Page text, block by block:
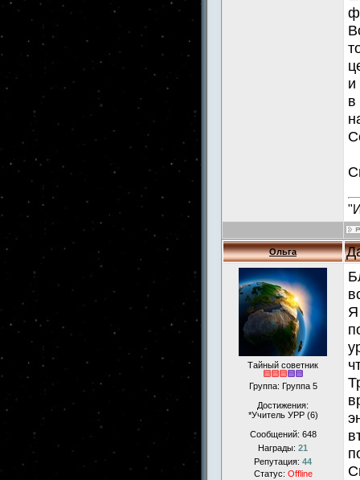
и
в
Ольга
Тайный советник
Группа: Группа 5
Достижения:
*Учитель УРР (6)
Сообщений: 648
Награды: 21
Репутация: 44
Статус: Offline
Я